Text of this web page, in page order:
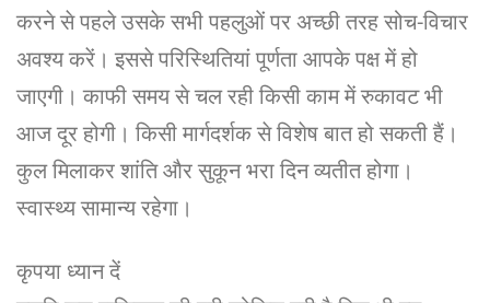
करने से पहले उसके सभी पहलुओं पर अच्छी तरह सोच-विचार
अवश्य करें। इससे परिस्थितियां पूर्णता आपके पक्ष में हो
जाएगी। काफी समय से चल रही किसी काम में रुकावट भी
आज दूर होगी। किसी मार्गदर्शक से विशेष बात हो सकती हैं।
कुल मिलाकर शांति और सुकून भरा दिन व्यतीत होगा।
स्वास्थ्य सामान्य रहेगा।
कृपया ध्यान दें